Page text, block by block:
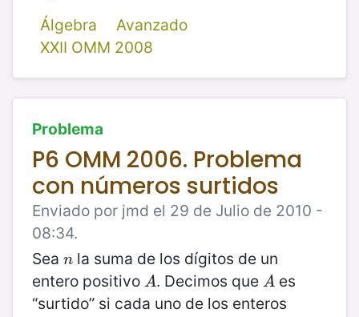
Álgebra
Avanzado
XXII OMM 2008
Problema
P6 OMM 2006. Problema
con números surtidos
Enviado por jmd el 29 de Julio de 2010 -
08:34.
Sea n
n la suma de los dígitos de un
entero positivo A
A. Decimos que A
A es
“surtido” si cada uno de los enteros